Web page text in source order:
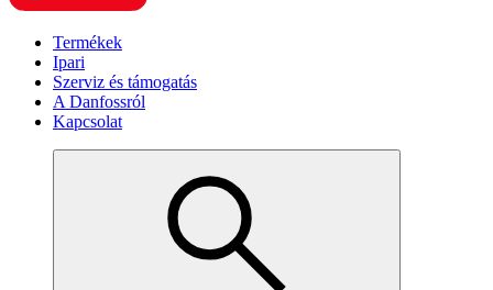
Termékek
Ipari
Szerviz és támogatás
A Danfossról
Kapcsolat